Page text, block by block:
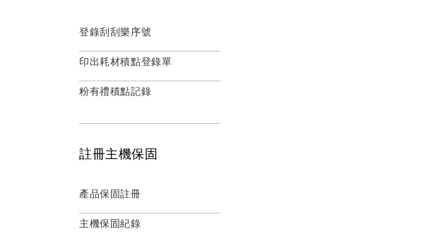
登錄刮刮樂序號
印出耗材積點登錄單
粉有禮積點記錄
註冊主機保固
產品保固註冊
主機保固紀錄